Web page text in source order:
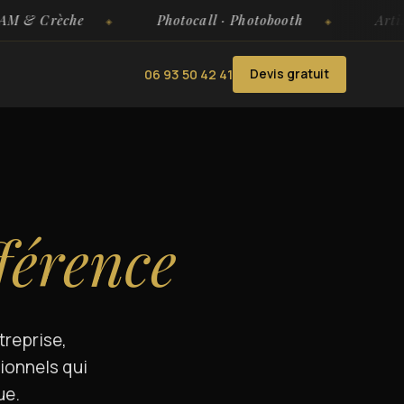
Photocall · Photobooth Artisanat
06 93 50 42 41 Devis gratuit
qui